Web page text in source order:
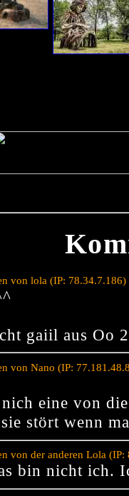
von lola (IP:
gaiil aus Oo
von Nano (IP:
eine von
stört wenn
von der anderen Lola
bin nicht ich.